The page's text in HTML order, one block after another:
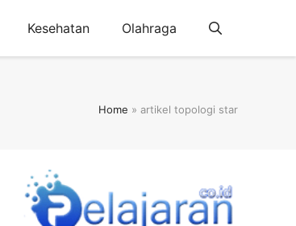
Kesehatan Olahraga
Home » artikel topologi star